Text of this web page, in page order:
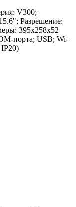
V300;
Разрешение:
395х258х52
порта; USB; Wi-
IP20)